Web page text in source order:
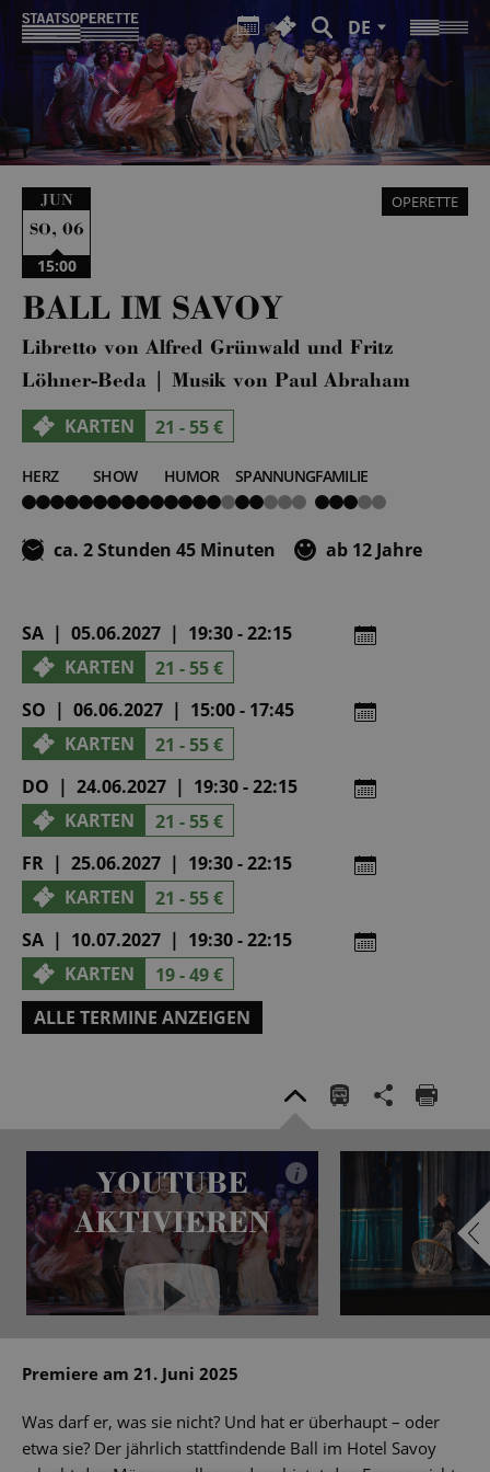
DE
JUN
SO, 06
15:00
OPERETTE
BALL IM SAVOY
Libretto von Alfred Grünwald und Fritz
Löhner-Beda | Musik von Paul Abraham
KARTEN 21 - 55 €
HERZ
5
von
SHOW
5
von
HUMOR
4
von
SPANNUNG
2
von
FAMILIE
3
von
ca. 2 Stunden 45 Minuten ab 12 Jahre
SA | 05.06.2027 | 19:30 - 22:15
KARTEN
21 - 55 €
SO | 06.06.2027 | 15:00 - 17:45
KARTEN
21 - 55 €
DO | 24.06.2027 | 19:30 - 22:15
KARTEN
21 - 55 €
FR | 25.06.2027 | 19:30 - 22:15
KARTEN
21 - 55 €
SA | 10.07.2027 | 19:30 - 22:15
KARTEN
19 - 49 €
ALLE TERMINE ANZEIGEN
YOUTUBE
AKTIVIEREN
i
Premiere am 21. Juni 2025
Was darf er, was sie nicht? Und hat er überhaupt – oder
etwa sie? Der jährlich stattfindende Ball im Hotel Savoy